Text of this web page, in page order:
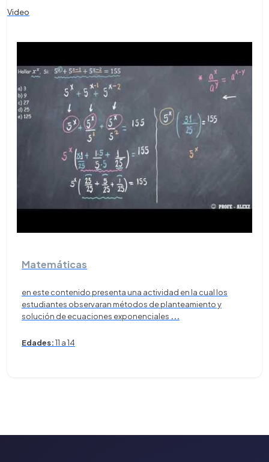
Video
Matemáticas
en este contenido presenta una actividad en la cual los
estudiantes observaran métodos de planteamiento y
solución de ecuaciones exponenciales ...
Edades:11 a 14